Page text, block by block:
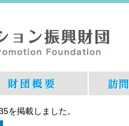
を掲載しました。